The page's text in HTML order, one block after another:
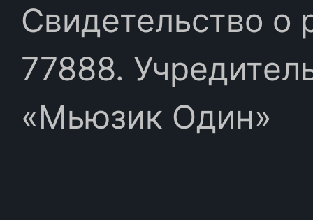
Свидетельство
77888.
«Мьюзик Один»